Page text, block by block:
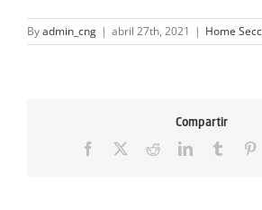
Byadmin_cng | abril 27th, 2021 | Home
Compartir
Facebook RedditLinkedInTumblr